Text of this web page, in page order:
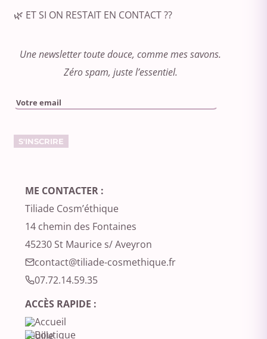
🌿 ET SI ON RESTAIT EN CONTACT ??
Une newsletter toute douce, comme mes savons.
Zéro spam, juste l’essentiel.
ME CONTACTER :
Tiliade Cosm’éthique
14 chemin des Fontaines
45230 St Maurice s/ Aveyron
contact@tiliade-cosmethique.fr‬
07.72.14.59.35‬
ACCÈS RAPIDE :
Accueil
Boutique